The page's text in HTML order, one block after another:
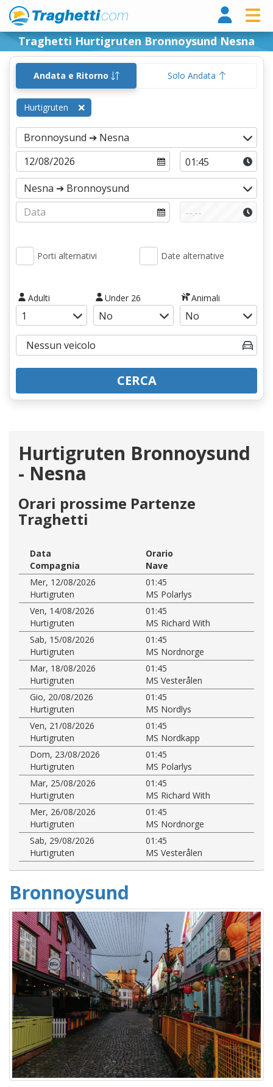
Traghetti Hurtigruten Bronnoysund Nesna
Andata e Ritorno Solo Andata
Hurtigruten
Porti alternativi Date alternative
Adulti Under 26 Animali
CERCA
Hurtigruten Bronnoysund
- Nesna
Orari prossime Partenze
Traghetti
Data
Orario
Compagnia
Nave
Mer, 12/08/2026
01:45
Hurtigruten
MS Polarlys
Ven, 14/08/2026
01:45
Hurtigruten
MS Richard With
Sab, 15/08/2026
01:45
Hurtigruten
MS Nordnorge
Mar, 18/08/2026
01:45
Hurtigruten
MS Vesterålen
Gio, 20/08/2026
01:45
Hurtigruten
MS Nordlys
Ven, 21/08/2026
01:45
Hurtigruten
MS Nordkapp
Dom, 23/08/2026
01:45
Hurtigruten
MS Polarlys
Mar, 25/08/2026
01:45
Hurtigruten
MS Richard With
Mer, 26/08/2026
01:45
Hurtigruten
MS Nordnorge
Sab, 29/08/2026
01:45
Hurtigruten
MS Vesterålen
Bronnoysund